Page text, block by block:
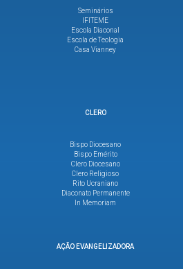
Seminários
IFITEME
Escola Diaconal
Escola de Teologia
Casa Vianney
CLERO
Bispo Diocesano
Bispo Emérito
Clero Diocesano
Clero Religioso
Rito Ucraniano
Diaconato Permanente
In Memoriam
AÇÃO EVANGELIZADORA